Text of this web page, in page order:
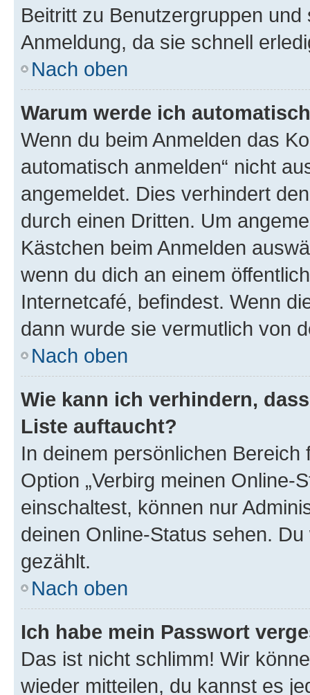
Beitritt zu Benutzergruppen
Anmeldung, da sie schnell
Nach oben
Warum werde ich
Wenn du beim Anmelden das
automatisch anmelden“ nicht
angemeldet. Dies verhindert
durch einen Dritten. Um
Kästchen beim Anmelden
wenn du dich an einem
Internetcafé, befindest. Wenn
dann wurde sie vermutlich von
Nach oben
Wie kann ich verhindern,
Liste auftaucht?
In deinem persönlichen
Option „Verbirg meinen Online-
einschaltest, können nur
deinen Online-Status sehen.
gezählt.
Nach oben
Ich habe mein Passwort
Das ist nicht schlimm! Wir
wieder mitteilen, du kannst es